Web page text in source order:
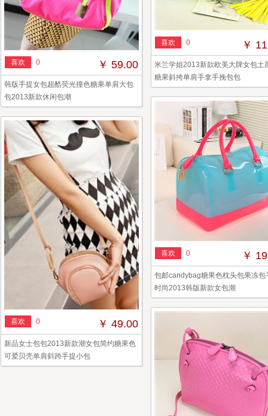
喜欢 0 ￥ 59.00
韩版手提女包超酷荧光撞色糖果单肩大包
包2013新款休闲包潮
喜欢 0 ￥
米兰学姐2013新款欧美大牌女包土
糖果斜挎单肩手拿手挽包包
喜欢 0 ￥
包邮candybag糖果色枕头包果冻包
时尚2013韩版新款女包潮
喜欢 0 ￥ 49.00
新品女士包包2013新款潮女包简约糖果色
可爱贝壳单肩斜跨手提小包